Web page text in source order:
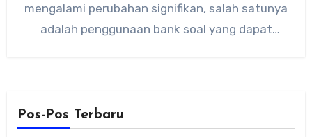
mengalami perubahan signifikan, salah satunya
adalah penggunaan bank soal yang dapat
Pos-Pos Terbaru